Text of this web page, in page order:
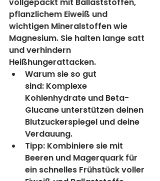
pflanzlichem Eiweiß und
wichtigen Mineralstoffen wie
Magnesium. Sie halten lange satt
und verhindern
Heißhungerattacken.
Warum sie so gut
sind: Komplexe
Kohlenhydrate und Beta-
Glucane unterstützen deinen
Blutzuckerspiegel und deine
Verdauung.
Tipp: Kombiniere sie mit
Beeren und Magerquark für
ein schnelles Frühstück voller